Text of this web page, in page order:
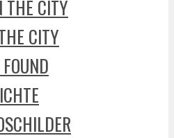
THE CITY
CITY